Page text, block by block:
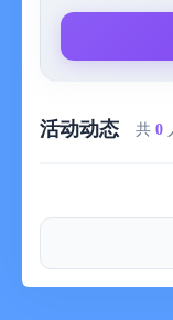
活动动态 共 0